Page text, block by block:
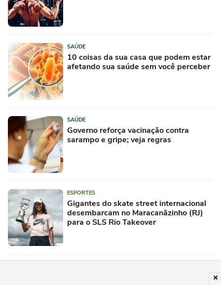
SAÚDE
10 coisas da sua casa que podem estar
afetando sua saúde sem você perceber
SAÚDE
Governo reforça vacinação contra
sarampo e gripe; veja regras
ESPORTES
Gigantes do skate street internacional
desembarcam no Maracanãzinho (RJ)
para o SLS Rio Takeover